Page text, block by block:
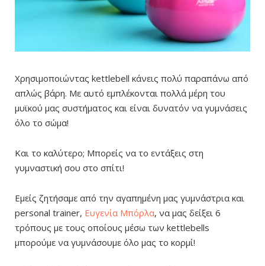
Χρησιμοποιώντας kettlebell κάνεις πολύ παραπάνω από
απλώς βάρη. Με αυτό εμπλέκονται πολλά μέρη του
μυϊκού μας συστήματος και είναι δυνατόν να γυμνάσεις
όλο το σώμα!
Και το καλύτερο; Μπορείς να το εντάξεις στη
γυμναστική σου στο σπίτι!
Εμείς ζητήσαμε από την αγαπημένη μας γυμνάστρια και
personal trainer, Ευγενία Μπόρλα, να μας δείξει 6
τρόπους με τους οποίους μέσω των kettlebells
μπορούμε να γυμνάσουμε όλο μας το κορμί!